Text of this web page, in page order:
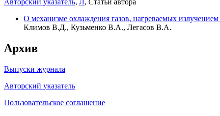
О механизме охлаждения газов, нагреваемых
Климов В.Д., Кузьменко В.А., Легасов В.А.
Архив
Выпуски журнала
Авторский указатель
Пользовательское соглашение